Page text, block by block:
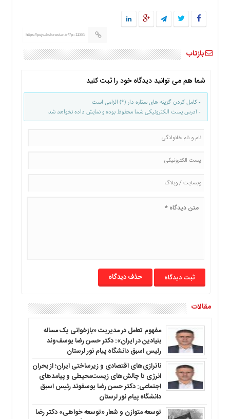
https://pejvakelorestan.ir/?p=11385
بازتاب
شما هم می توانید دیدگاه خود را ثبت کنید
- کامل کردن گزینه های ستاره دار (*) الزامی است
- آدرس پست الکترونیکی شما محفوظ بوده و نمایش داده نخواهد شد
حذف دیدگاه
مقالات
مفهوم تعامل در مدیریت «بازخوانی یک مساله
بنیادین در ایران»: دکتر حسن رضا یوسف‌وند
رئیس اسبق دانشگاه پیام نور لرستان
ناترازی‌های اقتصادی و زیرساختی ایران؛ از بحران
انرژی تا چالش‌های زیست‌محیطی و پیامدهای
اجتماعی: دکتر حسن رضا یوسفوند رئیس اسبق
دانشگاه پیام نور لرستان
توسعه متوازن و شعار «توسعه خواهی» دکتر رضا